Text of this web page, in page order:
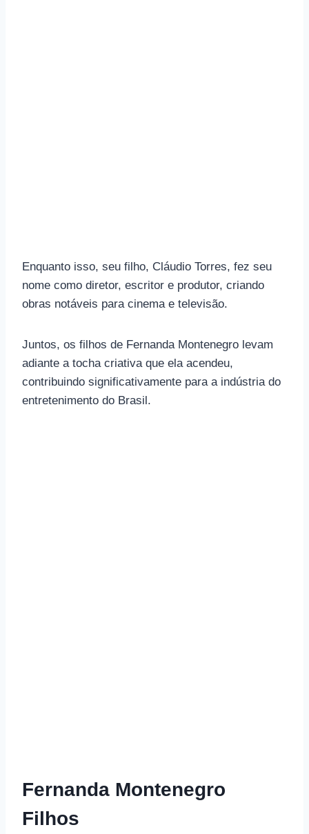
Enquanto isso, seu filho, Cláudio Torres, fez seu
nome como diretor, escritor e produtor, criando
obras notáveis ​​para cinema e televisão.
Juntos, os filhos de Fernanda Montenegro levam
adiante a tocha criativa que ela acendeu,
contribuindo significativamente para a indústria do
entretenimento do Brasil.
Fernanda Montenegro
Filhos